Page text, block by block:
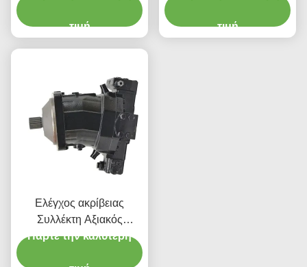
τιμή
χιονοτριβεία
τιμή
Ελέγχος ακρίβειας
Συλλέκτη Αξιακός
κινητήρας έμβολο 596Nm
Πάρτε την καλύτερη